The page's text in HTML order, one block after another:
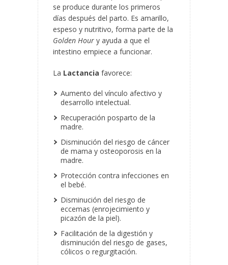
se produce durante los primeros
días después del parto. Es amarillo,
espeso y nutritivo, forma parte de la
Golden Hour y ayuda a que el
intestino empiece a funcionar.
La Lactancia favorece:
Aumento del vínculo afectivo y
desarrollo intelectual.
Recuperación posparto de la
madre.
Disminución del riesgo de cáncer
de mama y osteoporosis en la
madre.
Protección contra infecciones en
el bebé.
Disminución del riesgo de
eccemas (enrojecimiento y
picazón de la piel).
Facilitación de la digestión y
disminución del riesgo de gases,
cólicos o regurgitación.